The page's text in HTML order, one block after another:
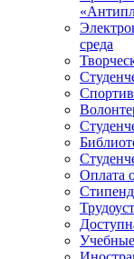
среда
Оплата